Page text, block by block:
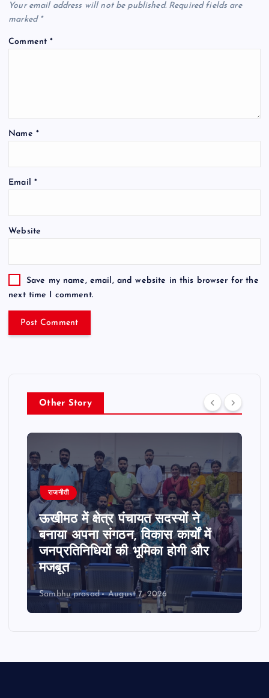
Your email address will not be published. Required fields are
marked *
Comment*
Name *
Email *
Website
Save my name, email, and website in this browser for the
next time I comment.
Other Story
राजनीती
ऊखीमठ में क्षेत्र पंचायत सदस्यों ने
बनाया अपना संगठन, विकास कार्यों में
जनप्रतिनिधियों की भूमिका होगी और
मजबूत
Sambhu prasad August 7, 2026